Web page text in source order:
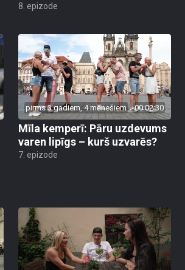
8. epizode
pirms 3 gadiem, 4 mēnešiem 00:02:30
Mīla kemperī: Pāru uzdevums
varen lipīgs – kurš uzvarēs?
7. epizode